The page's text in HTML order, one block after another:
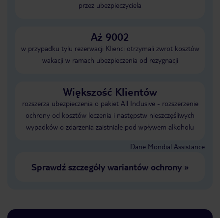
przez ubezpieczyciela
Aż 9002
w przypadku tylu rezerwacji Klienci otrzymali zwrot kosztów
wakacji w ramach ubezpieczenia od rezygnacji
Większość Klientów
rozszerza ubezpieczenia o pakiet All Inclusive - rozszerzenie
ochrony od kosztów leczenia i następstw nieszczęśliwych
wypadków o zdarzenia zaistniałe pod wpływem alkoholu
Dane Mondial Assistance
Sprawdź szczegóły wariantów ochrony»